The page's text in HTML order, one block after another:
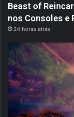
Beast of
nos Consoles e
24 horas atrás